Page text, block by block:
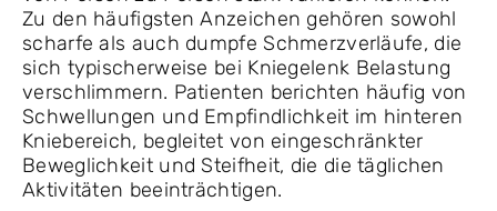
Zu den häufigsten Anzeichen gehören sowohl
scharfe als auch dumpfe Schmerzverläufe, die
sich typischerweise bei Kniegelenk Belastung
verschlimmern. Patienten berichten häufig von
Schwellungen und Empfindlichkeit im hinteren
Kniebereich, begleitet von eingeschränkter
Beweglichkeit und Steifheit, die die täglichen
Aktivitäten beeinträchtigen.